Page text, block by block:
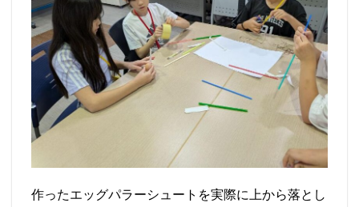
作ったエッグパラーシュートを実際に上から落とし